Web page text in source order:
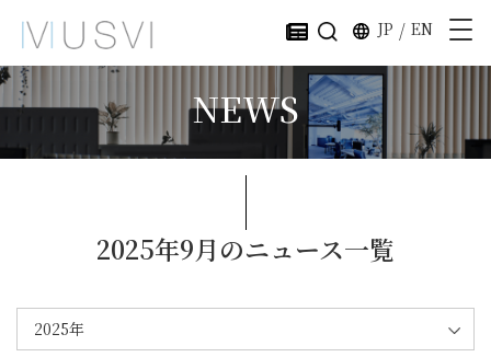
JP / EN
NEWS
2025年9月のニュース一覧
2025年